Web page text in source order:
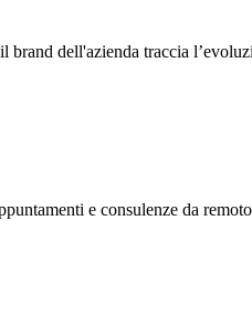
dell'azienda traccia
e consulenze da